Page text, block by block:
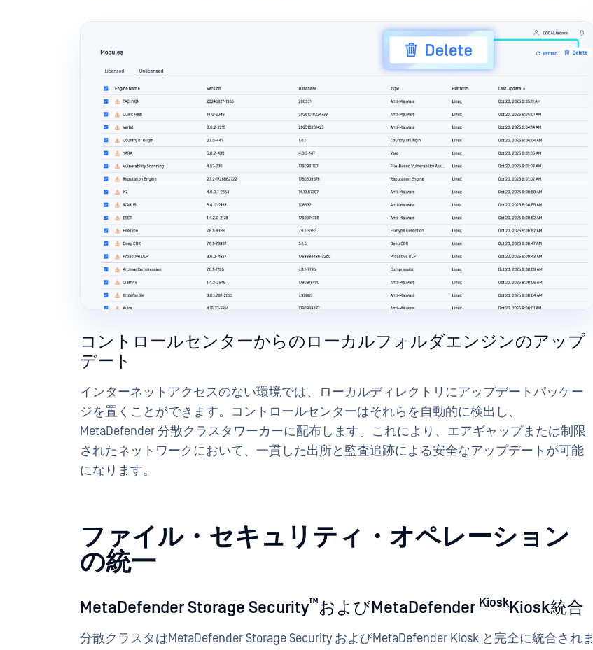
コントロールセンターからのローカルフォルダエンジンのアップ
デート
インターネットアクセスのない環境では、ローカルディレクトリにアップデートパッケー
ジを置くことができます。コントロールセンターはそれらを自動的に検出し、
MetaDefender 分散クラスタワーカーに配布します。これにより、エアギャップまたは制限
されたネットワークにおいて、一貫した出所と監査追跡による安全なアップデートが可能
になります。
ファイル・セキュリティ・オペレーション
の統一
MetaDefender Storage Security™およびMetaDefender KioskKiosk統合
分散クラスタはMetaDefender Storage Security およびMetaDefender Kiosk と完全に統合されま